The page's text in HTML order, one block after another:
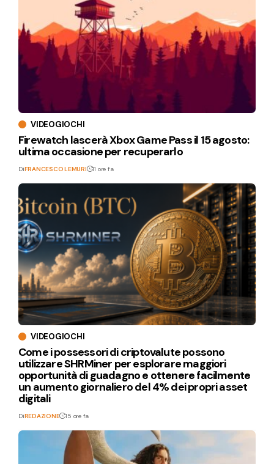
VIDEOGIOCHI
Firewatch lascerà Xbox Game Pass il 15 agosto:
ultima occasione per recuperarlo
DiFRANCESCO LEMURI 11 ore fa
VIDEOGIOCHI
Come i possessori di criptovalute possono
utilizzare SHRMiner per esplorare maggiori
opportunità di guadagno e ottenere facilmente
un aumento giornaliero del 4% dei propri asset
digitali
DiREDAZIONE 15 ore fa